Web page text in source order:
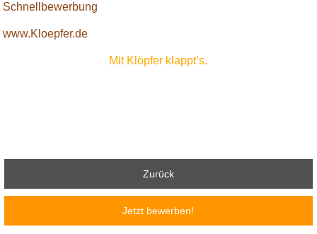
Schnellbewerbung
www.Kloepfer.de
Mit Klöpfer klappt’s.
Zurück
Jetzt bewerben!